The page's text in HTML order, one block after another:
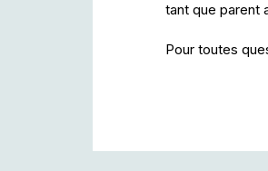
tant que parent
Pour toutes